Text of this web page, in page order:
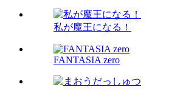
私が魔王になる！
FANTASIA zero